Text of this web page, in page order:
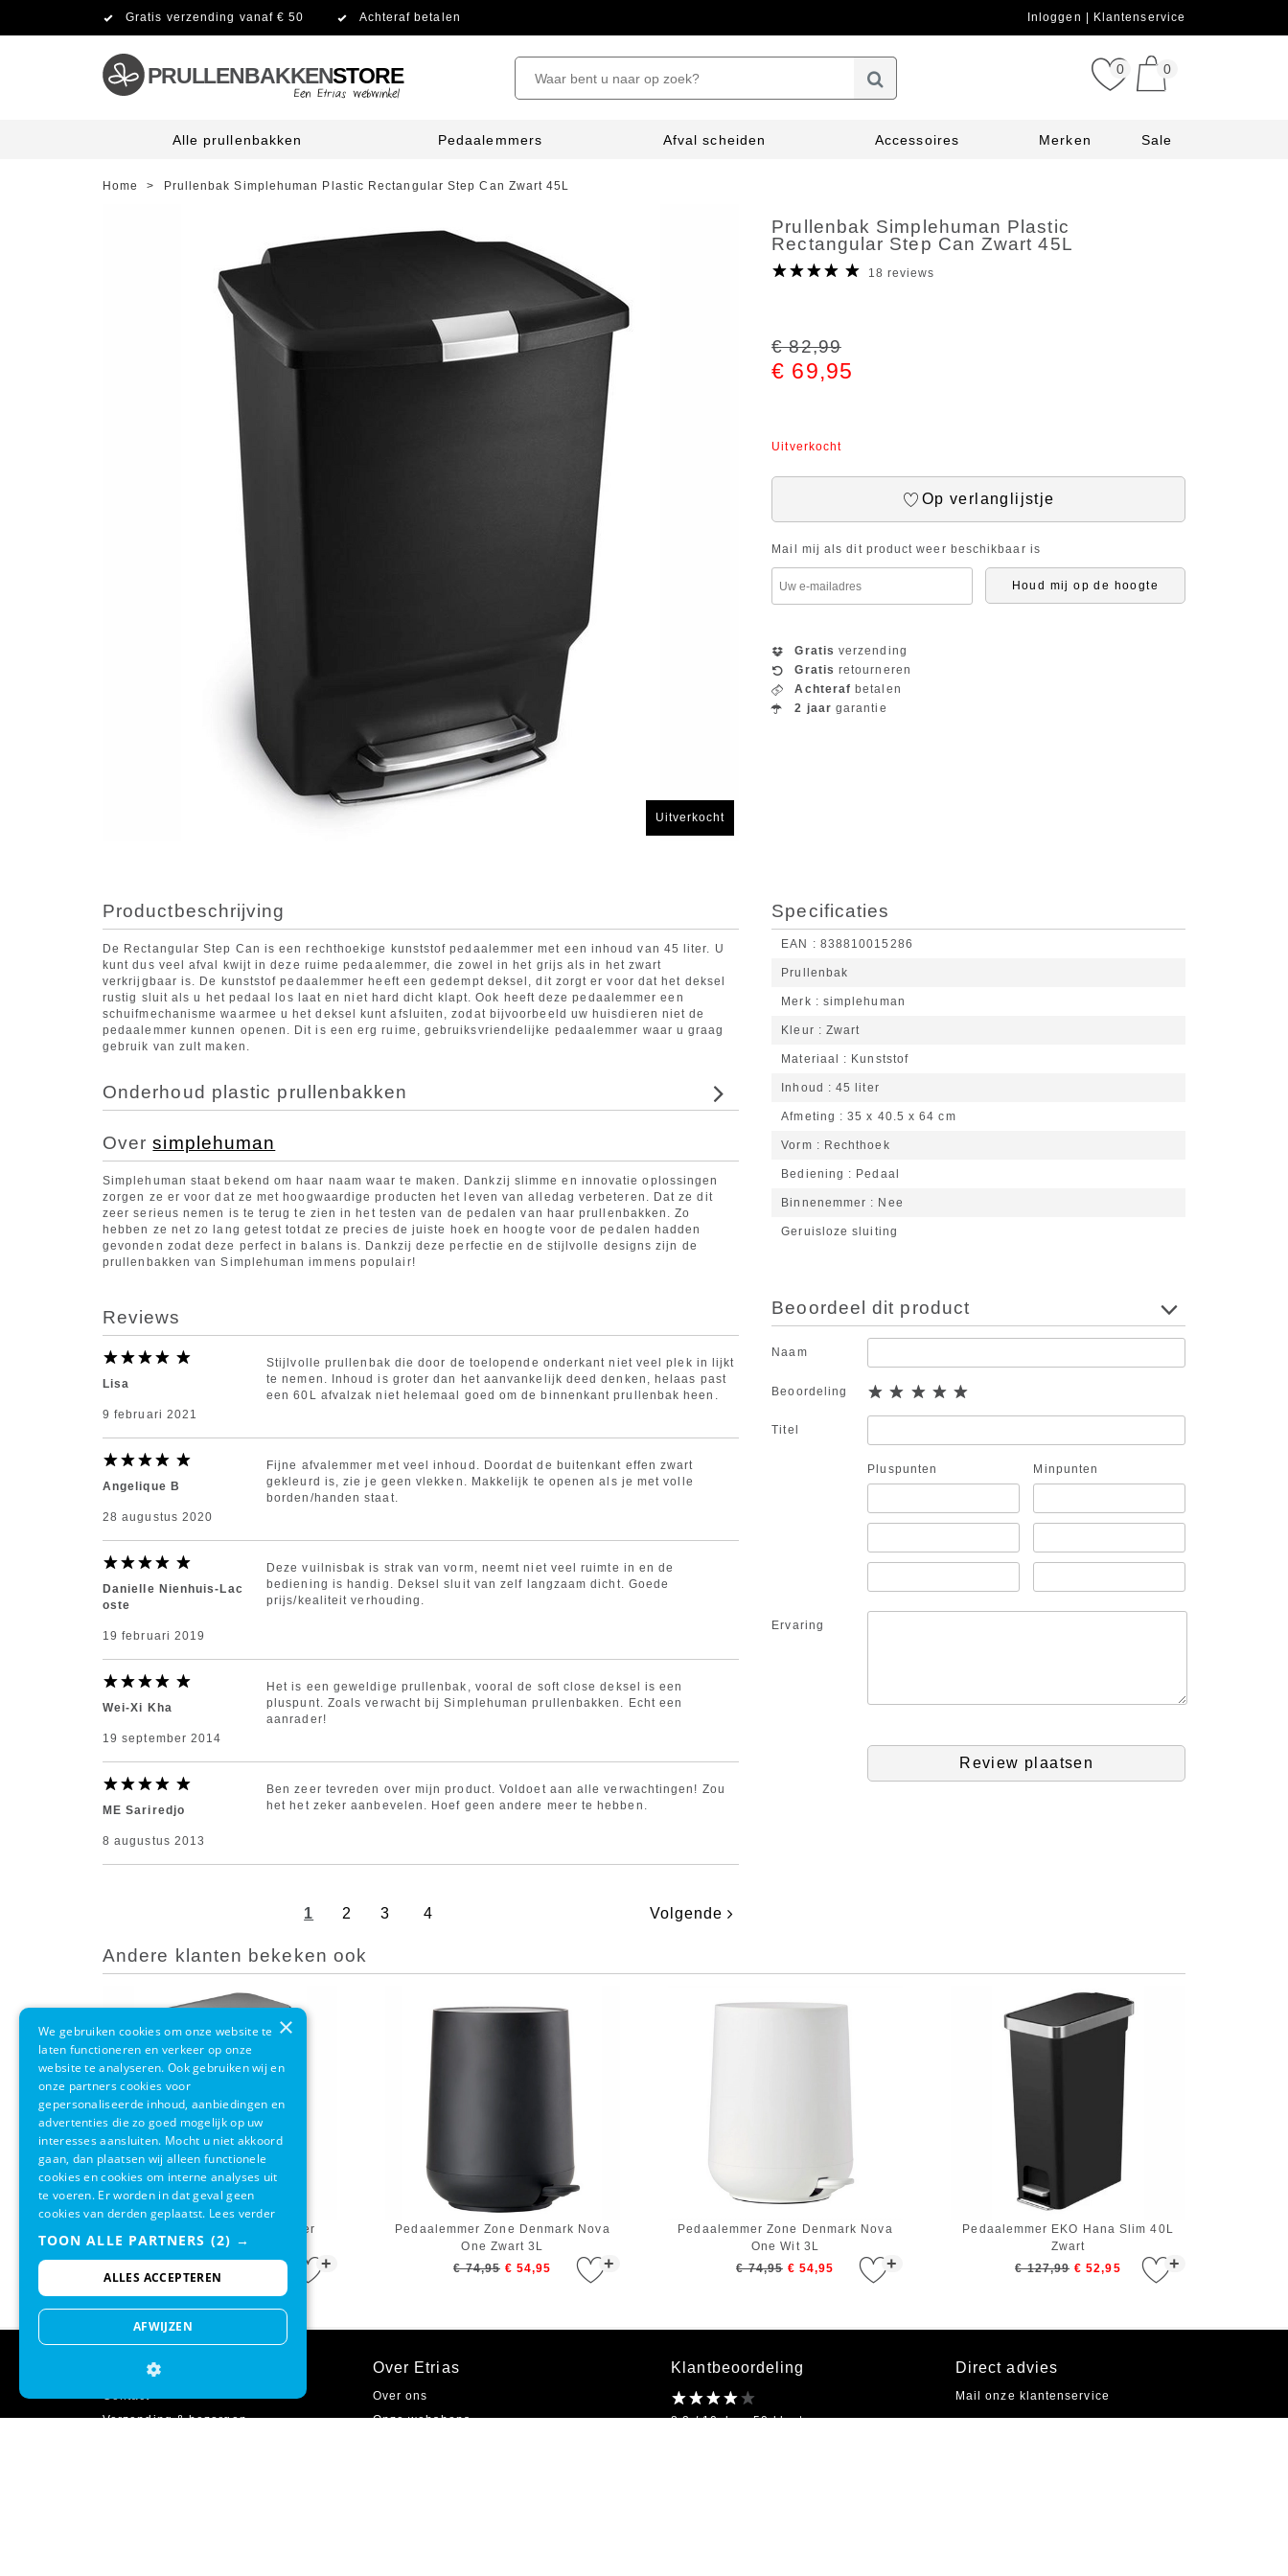
Gratis verzending vanaf € 50 Achteraf betalen Inloggen Klantenservice
PRULLENBAKKENSTORE 0 0
Alle prullenbakken Pedaalemmers Afval scheiden Accessoires Merken Sale
Home > Prullenbak Simplehuman Plastic Rectangular Step Can Zwart 45L
Uitverkocht
Prullenbak Simplehuman Plastic
Rectangular Step Can Zwart 45L
18 reviews
€ 82,99
€ 69,95
Uitverkocht
Op verlanglijstje
Mail mij als dit product weer beschikbaar is
Houd mij op de hoogte
Gratis verzending
Gratis retourneren
Achteraf betalen
2 jaar garantie
Productbeschrijving
De Rectangular Step Can is een rechthoekige kunststof pedaalemmer met een inhoud van 45 liter. U
kunt dus veel afval kwijt in deze ruime pedaalemmer, die zowel in het grijs als in het zwart
verkrijgbaar is. De kunststof pedaalemmer heeft een gedempt deksel, dit zorgt er voor dat het deksel
rustig sluit als u het pedaal los laat en niet hard dicht klapt. Ook heeft deze pedaalemmer een
schuifmechanisme waarmee u het deksel kunt afsluiten, zodat bijvoorbeeld uw huisdieren niet de
pedaalemmer kunnen openen. Dit is een erg ruime, gebruiksvriendelijke pedaalemmer waar u graag
gebruik van zult maken.
Onderhoud plastic prullenbakken
Oversimplehuman
Simplehuman staat bekend om haar naam waar te maken. Dankzij slimme en innovatie oplossingen
zorgen ze er voor dat ze met hoogwaardige producten het leven van alledag verbeteren. Dat ze dit
zeer serieus nemen is te terug te zien in het testen van de pedalen van haar prullenbakken. Zo
hebben ze net zo lang getest totdat ze precies de juiste hoek en hoogte voor de pedalen hadden
gevonden zodat deze perfect in balans is. Dankzij deze perfectie en de stijlvolle designs zijn de
prullenbakken van Simplehuman immens populair!
Specificaties
EAN 838810015286
Prullenbak
Merk simplehuman
Kleur Zwart
Materiaal Kunststof
Inhoud 45 liter
Afmeting 35 x 40.5 x 64 cm
Vorm Rechthoek
Bediening Pedaal
Binnenemmer Nee
Geruisloze sluiting
Reviews
Lisa
9 februari 2021
Stijlvolle prullenbak die door de toelopende onderkant niet veel plek in lijkt
te nemen. Inhoud is groter dan het aanvankelijk deed denken, helaas past
een 60L afvalzak niet helemaal goed om de binnenkant prullenbak heen.
Angelique B
28 augustus 2020
Fijne afvalemmer met veel inhoud. Doordat de buitenkant effen zwart
gekleurd is, zie je geen vlekken. Makkelijk te openen als je met volle
borden/handen staat.
Danielle Nienhuis-Lac
oste
19 februari 2019
Deze vuilnisbak is strak van vorm, neemt niet veel ruimte in en de
bediening is handig. Deksel sluit van zelf langzaam dicht. Goede
prijs/kealiteit verhouding.
Wei-Xi Kha
19 september 2014
Het is een geweldige prullenbak, vooral de soft close deksel is een
pluspunt. Zoals verwacht bij Simplehuman prullenbakken. Echt een
aanrader!
ME Sariredjo
8 augustus 2013
Ben zeer tevreden over mijn product. Voldoet aan alle verwachtingen! Zou
het het zeker aanbevelen. Hoef geen andere meer te hebben.
1 2 3 4 Volgende
Beoordeel dit product
Naam
Beoordeling
Titel
Pluspunten Minpunten
Ervaring
Review plaatsen
Andere klanten bekeken ook
+
Prullenbak Simplehuman Liner
Pocket RVS Zilver 55L
+
Pedaalemmer Zone Denmark Nova
One Zwart 3L
€ 74,95 € 54,95 +
Pedaalemmer Zone Denmark Nova
One Wit 3L
€ 74,95 € 54,95 +
Pedaalemmer EKO Hana Slim 40L
Zwart
€ 127,99 € 52,95
Klantenservice
Contact
Verzending & bezorgen
Over Etrias
Over ons
Onze webshops
Klantbeoordeling
8.2 / 10 door 50 klanten
Direct advies
Mail onze klantenservice
×
We gebruiken cookies om onze website te
laten functioneren en verkeer op onze
website te analyseren. Ook gebruiken wij en
onze partners cookies voor
gepersonaliseerde inhoud, aanbiedingen en
advertenties die zo goed mogelijk op uw
interesses aansluiten. Mocht u niet akkoord
gaan, dan plaatsen wij alleen functionele
cookies en cookies om interne analyses uit
te voeren. Er worden in dat geval geen
cookies van derden geplaatst. Lees verder
TOON ALLE PARTNERS (2) →
ALLES ACCEPTEREN
AFWIJZEN